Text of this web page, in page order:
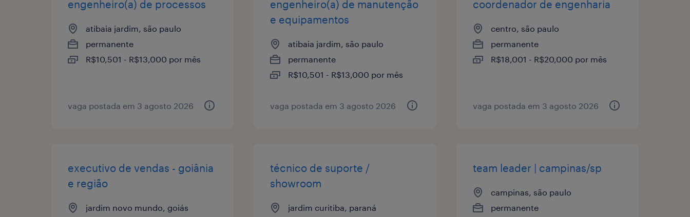
engenheiro(a) de processos
atibaia jardim, são paulo
permanente
R$10,501 - R$13,000 por mês
vaga postada em 3 agosto 2026
engenheiro(a) de manutenção
e equipamentos
atibaia jardim, são paulo
permanente
R$10,501 - R$13,000 por mês
vaga postada em 3 agosto 2026
coordenador de engenharia
centro, são paulo
permanente
R$18,001 - R$20,000 por mês
vaga postada em 3 agosto 2026
executivo de vendas - goiânia
e região
jardim novo mundo, goiás
técnico de suporte /
showroom
jardim curitiba, paraná
team leader | campinas/sp
campinas, são paulo
permanente